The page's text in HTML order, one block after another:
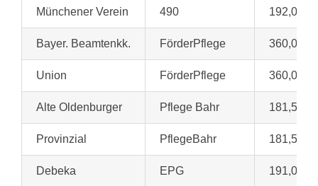
Münchener Verein 490 192,00 €
Bayer. Beamtenkk. FörderPflege 360,00 €
Union FörderPflege 360,00 €
Alte Oldenburger Pflege Bahr 181,50 €
Provinzial PflegeBahr 181,50 €
Debeka EPG 191,08 €